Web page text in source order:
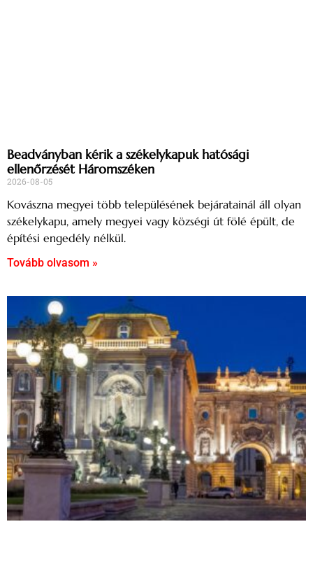
Beadványban kérik a székelykapuk hatósági
ellenőrzését Háromszéken
2026-08-05
Kovászna megyei több településének bejáratainál áll olyan
székelykapu, amely megyei vagy községi út fölé épült, de
építési engedély nélkül.
Tovább olvasom »